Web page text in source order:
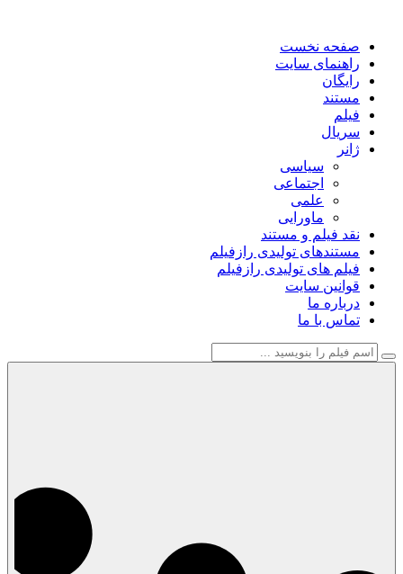
صفحه نخست
راهنمای سایت
رایگان
مستند
فیلم
سریال
ژانر
سیاسی
اجتماعی
علمی
ماورایی
نقد فیلم و مستند
مستندهای تولیدی رازفیلم
فیلم های تولیدی رازفیلم
قوانین سایت
درباره ما
تماس با ما